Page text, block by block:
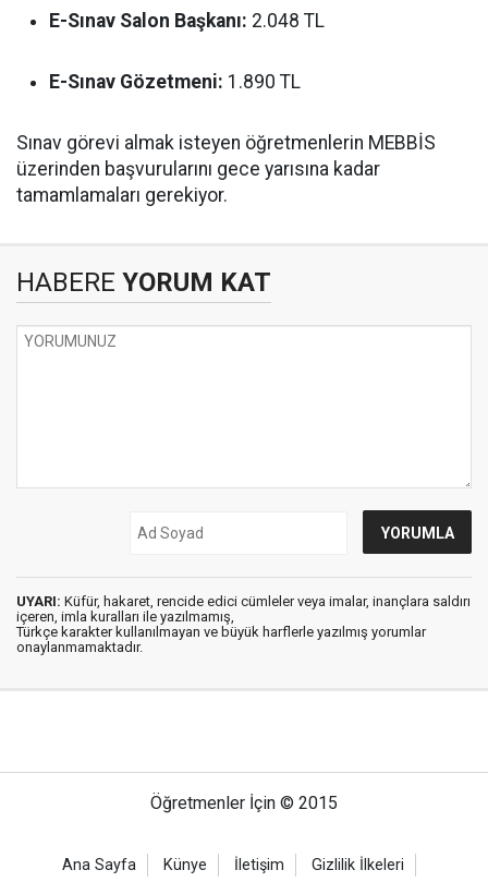
E-Sınav Salon Başkanı: 2.048 TL
E-Sınav Gözetmeni: 1.890 TL
Sınav görevi almak isteyen öğretmenlerin MEBBİS
üzerinden başvurularını gece yarısına kadar
tamamlamaları gerekiyor.
HABERE YORUM KAT
UYARI: Küfür, hakaret, rencide edici cümleler veya imalar, inançlara saldırı
içeren, imla kuralları ile yazılmamış,
Türkçe karakter kullanılmayan ve büyük harflerle yazılmış yorumlar
onaylanmamaktadır.
Öğretmenler İçin © 2015
Ana Sayfa Künye İletişim Gizlilik İlkeleri